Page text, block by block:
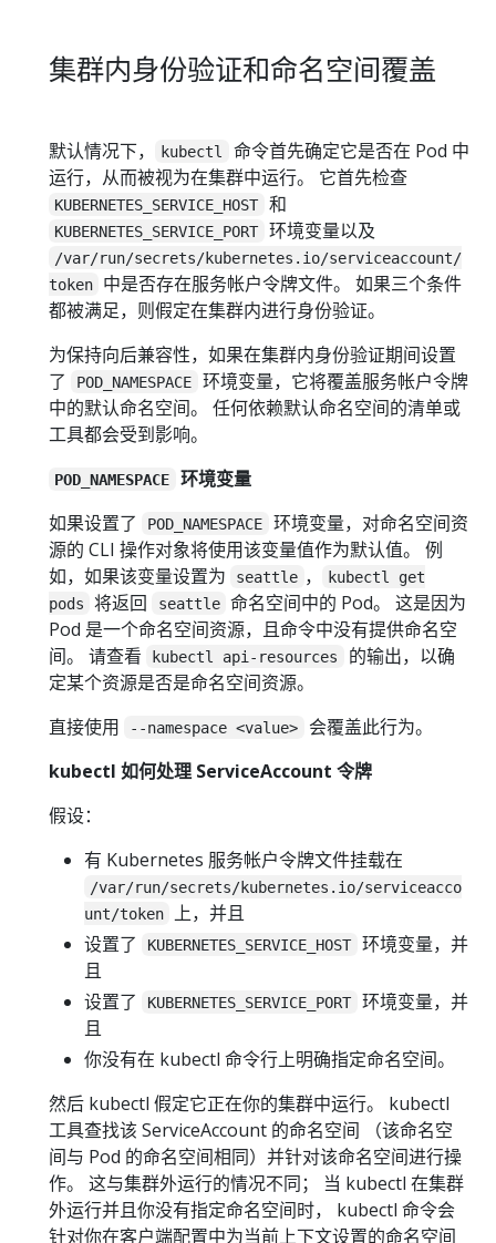
集群内身份验证和命名空间覆盖
默认情况下， kubectl
命令首先确定它是否在 Pod 中
运行，从而被视为在集群中运行。 它首先检查
KUBERNETES_SERVICE_HOST 和
KUBERNETES_SERVICE_PORT 环境变量以及
/var/run/secrets/kubernetes.io/serviceaccount/
token
中是否存在服务帐户令牌文件。 如果三个条件
都被满足，则假定在集群内进行身份验证。
为保持向后兼容性，如果在集群内身份验证期间设置
了
POD_NAMESPACE
环境变量，它将覆盖服务帐户令牌
中的默认命名空间。 任何依赖默认命名空间的清单或
工具都会受到影响。
POD_NAMESPACE
环境变量
如果设置了
POD_NAMESPACE
环境变量，对命名空间资
源的 CLI 操作对象将使用该变量值作为默认值。 例
如，如果该变量设置为
seattle ，
kubectl get
pods
将返回 seattle 命名空间中的 Pod。 这是因为
Pod 是一个命名空间资源，且命令中没有提供命名空
间。 请查看
kubectl api-resources
的输出，以确
定某个资源是否是命名空间资源。
直接使用
--namespace <value>
会覆盖此行为。
kubectl 如何处理 ServiceAccount 令牌
假设：
有 Kubernetes 服务帐户令牌文件挂载在
/var/run/secrets/kubernetes.io/serviceacco
unt/token
上，并且
设置了
KUBERNETES_SERVICE_HOST 环境变量，并
且
设置了
KUBERNETES_SERVICE_PORT 环境变量，并
且
你没有在 kubectl 命令行上明确指定命名空间。
然后 kubectl 假定它正在你的集群中运行。 kubectl
工具查找该 ServiceAccount 的命名空间 （该命名空
间与 Pod 的命名空间相同）并针对该命名空间进行操
作。 这与集群外运行的情况不同； 当 kubectl 在集群
外运行并且你没有指定命名空间时， kubectl 命令会
针对你在客户端配置中为当前上下文设置的命名空间